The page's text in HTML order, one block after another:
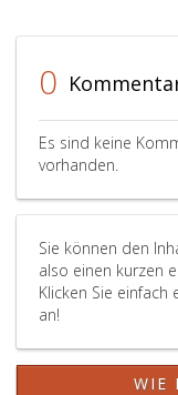
0
Es sind keine
vorhanden.
Sie können den
also einen kurzen
Klicken Sie
an!
WIE